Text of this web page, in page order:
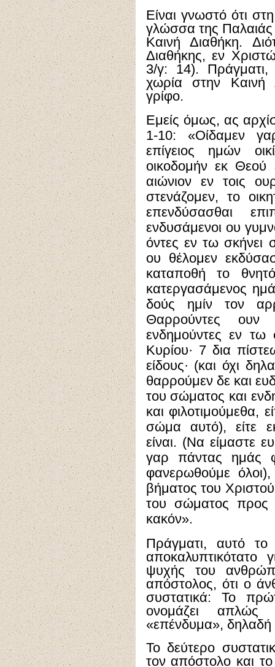
Είναι γνωστό ότι
γλώσσα της Παλαιάς
Καινή Διαθήκη.
Διαθήκης, εν
3/γ: 14).
χωρία στην Καινή
γρίφο.
Εμείς όμως, ας
1-10: «Οίδαμεν
επίγειος ημών
οικοδομήν εκ Θεού
αιώνιον εν τοις
στενάζομεν, το
επενδύσασθαι
ενδυσάμενοι ου
όντες εν τω σκήνει
ου θέλομεν
καταποθή το
κατεργασάμενος
δούς ημίν τον
Θαρρούντες ουν
ενδημούντες εν
Κυρίου· 7 δια
είδους· (και όχι
θαρρούμεν δε και
του σώματος και
και φιλοτιμούμεθα,
σώμα αυτό), είτε
είναι. (Να είμαστε
γαρ πάντας ημάς
φανερωθούμε
βήματος του
του σώματος προς
κακόν».
Πράγματι, αυτό το
ψυχής του
απόστολος, ότι ο
συστατικά: Το
ονομάζει
«επένδυμα»,
Το δεύτερο
τον απόστολο και το